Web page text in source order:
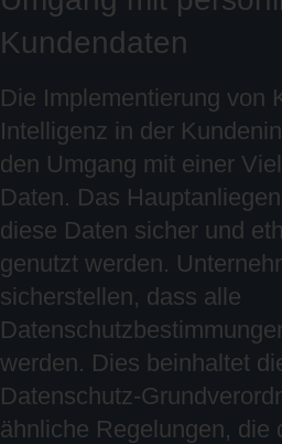
Kundendaten
Die Implementierung von
Intelligenz in der
den Umgang mit einer
Daten. Das
diese Daten sicher und
genutzt werden.
sicherstellen, dass alle
werden. Dies beinhaltet
Datenschutz-
ähnliche Regelungen, die